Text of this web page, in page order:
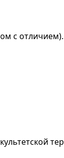
с отличием).